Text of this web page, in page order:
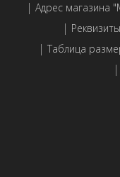
Адрес магазина
Таблица